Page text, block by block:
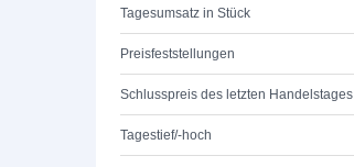
Tagesumsatz in Stück
Preisfeststellungen
Schlusspreis des letzten Handelstages
Tagestief/-hoch